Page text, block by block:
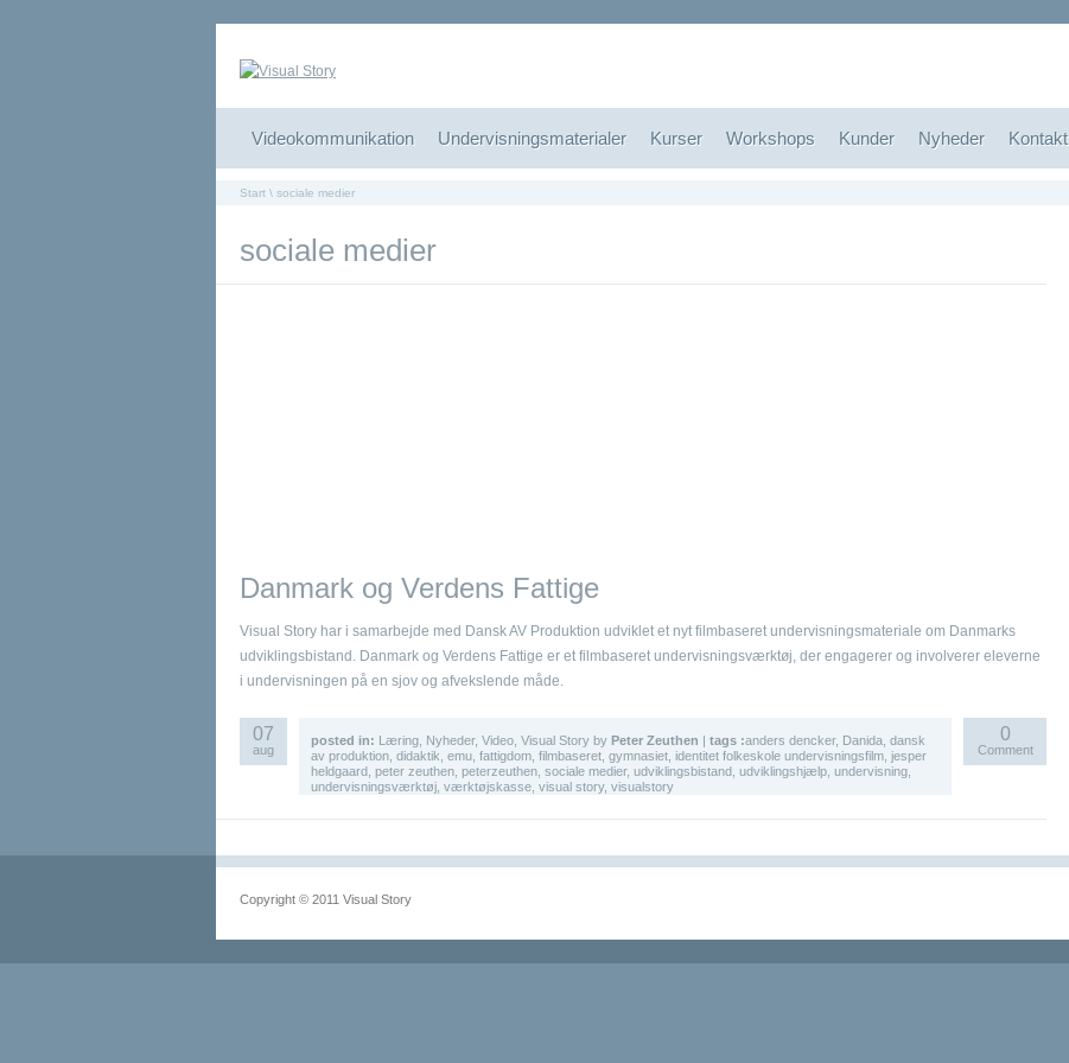
Videokommunikation Undervisningsmaterialer Kurser Workshops Kunder Nyheder Kontakt
Start \ sociale medier
sociale medier
Danmark og Verdens Fattige
Visual Story har i samarbejde med Dansk AV Produktion udviklet et nyt filmbaseret undervisningsmateriale om Danmarks
udviklingsbistand. Danmark og Verdens Fattige er et filmbaseret undervisningsværktøj, der engagerer og involverer eleverne
i undervisningen på en sjov og afvekslende måde.
07
aug
posted in: Læring Nyheder, Video Visual Story by Peter Zeuthen | tags :anders dencker, Danida dansk
av produktion didaktik emu fattigdom filmbaseret gymnasiet identitet folkeskole undervisningsfilm jesper
heldgaard peter zeuthen peterzeuthen sociale medier, udviklingsbistand udviklingshjælp undervisning
undervisningsværktøj værktøjskasse visual story, visualstory
0
Comment
Copyright © 2011 Visual Story